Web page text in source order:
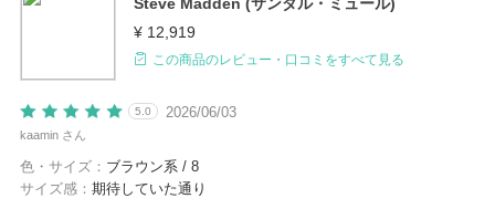
Steve Madden (サンダル・ミュール)
¥ 12,919
この商品のレビュー・口コミをすべて見る
2026/06/03
5.0
kaamin さん
色・サイズ： ブラウン系 / 8
サイズ感： 期待していた通り